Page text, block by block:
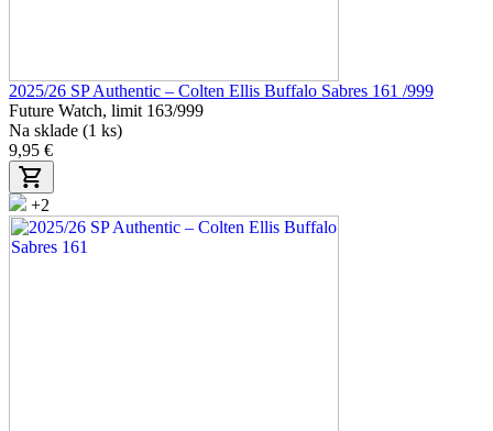
2025/26 SP Authentic – Colten Ellis Buffalo Sabres 161 /999
Future Watch, limit 163/999
Na sklade (1 ks)
9,95 €
+2